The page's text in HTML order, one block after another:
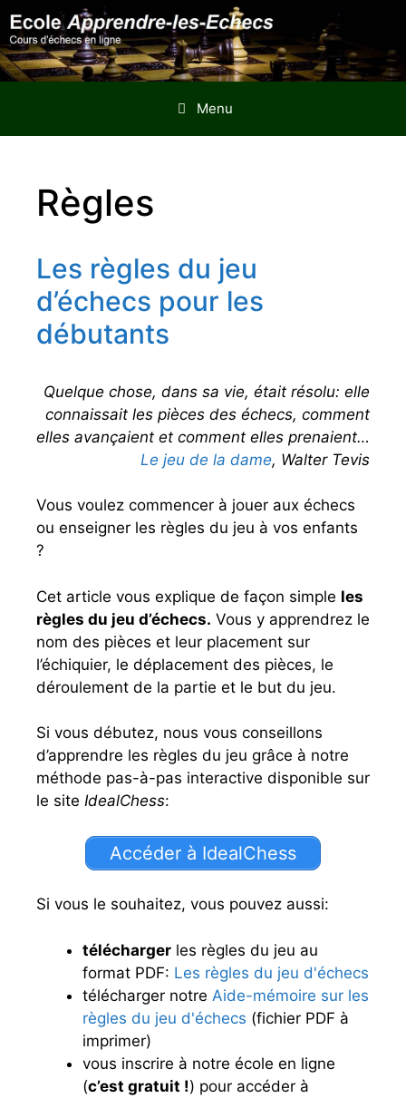
Aller
au
contenu
Menu
Règles
Les règles du jeu
d’échecs pour les
débutants
Quelque chose, dans sa vie, était résolu: elle
connaissait les pièces des échecs, comment
elles avançaient et comment elles prenaient…
Le jeu de la dame, Walter Tevis
Vous voulez commencer à jouer aux échecs
ou enseigner les règles du jeu à vos enfants
?
Cet article vous explique de façon simple les
règles du jeu d’échecs. Vous y apprendrez le
nom des pièces et leur placement sur
l’échiquier, le déplacement des pièces, le
déroulement de la partie et le but du jeu.
Si vous débutez, nous vous conseillons
d’apprendre les règles du jeu grâce à notre
méthode pas-à-pas interactive disponible sur
le site IdealChess:
Accéder à IdealChess
Si vous le souhaitez, vous pouvez aussi:
télécharger les règles du jeu au
format PDF: Les règles du jeu d'échecs
télécharger notre Aide-mémoire sur les
règles du jeu d'échecs (fichier PDF à
imprimer)
vous inscrire à notre école en ligne
(c’est gratuit !) pour accéder à